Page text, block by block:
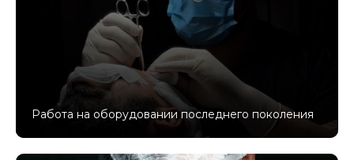
Работа на оборудовании последнего поколения